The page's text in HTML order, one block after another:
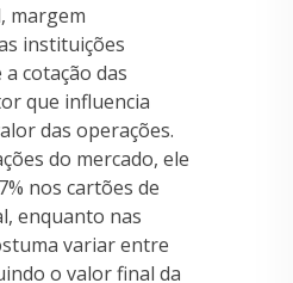
margem
instituições
cotação das
que influencia
das operações.
do mercado, ele
nos cartões de
enquanto nas
variar entre
o valor final da